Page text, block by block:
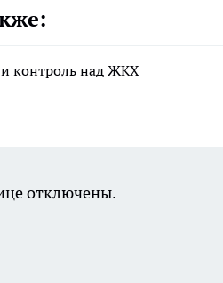
контроль над ЖКХ
отключены.